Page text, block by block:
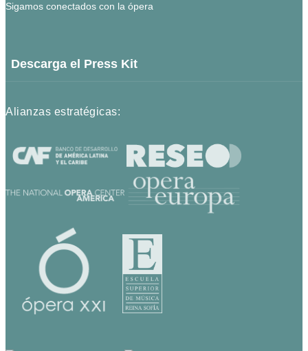
Sigamos conectados con la ópera
Descarga el Press Kit
Alianzas estratégicas: